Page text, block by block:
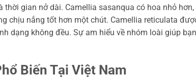
gian nở dài. Camellia sasanqua có hoa nhỏ hơn,
chịu nắng tốt hơn một chút. Camellia reticulata
dạng không đều. Sự am hiểu về nhóm loài giúp bạn
Biến Tại Việt Nam